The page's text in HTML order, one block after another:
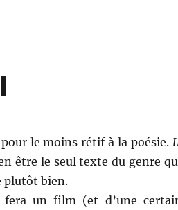
pour le moins rétif à la poésie.
être le seul texte du genre
plutôt bien.
un film (et d’une